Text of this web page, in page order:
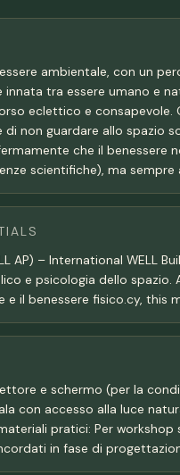
ambientale, con un
innata tra essere umano e
eclettico e consapevole.
non guardare allo spazio
che il benessere
scientifiche), ma
AP) – International WELL
e psicologia dello spazio.
il benessere fisico.cy, this
e schermo (per la
con accesso alla luce
pratici: Per
in fase di